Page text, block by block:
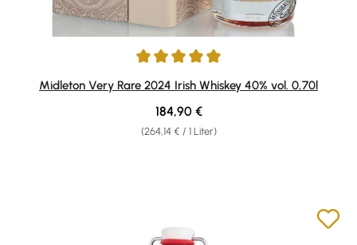
Durchschnittliche Bewertung von 5 von 5 Sternen
Midleton Very Rare 2024 Irish Whiskey 40% vol. 0,70l
(264,14 € / 1 Liter)
Regulärer Preis:
184,90 €